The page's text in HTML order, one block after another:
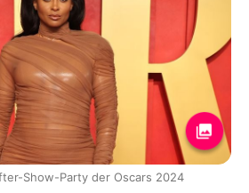
Show-Party der Oscars 2024